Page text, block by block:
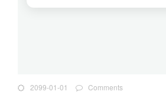
2099-01-01 Comments